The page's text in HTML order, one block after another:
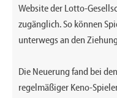
Website der Lotto-
zugänglich. So können
unterwegs an den
Die Neuerung fand bei
regelmäßiger Keno-